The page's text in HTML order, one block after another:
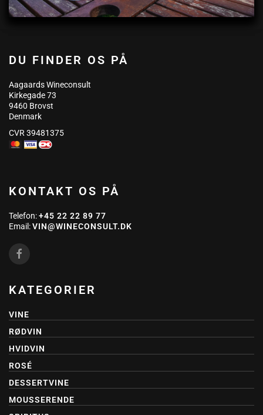
DU FINDER OS PÅ
Aagaards Wineconsult
Kirkegade 73
9460 Brovst
Denmark
CVR 39481375
KONTAKT OS PÅ
Telefon:+45 22 22 89 77
Email:VIN@WINECONSULT.DK
KATEGORIER
VINE
RØDVIN
HVIDVIN
ROSÉ
DESSERTVINE
MOUSSERENDE